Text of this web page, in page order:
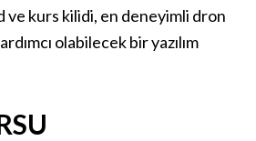
ve kurs kilidi, en deneyimli dron
olabilecek bir yazılım